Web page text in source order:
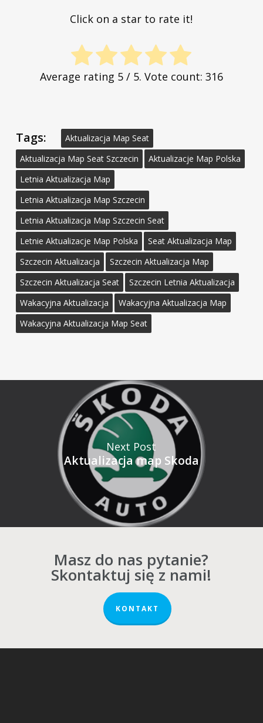
Click on a star to rate it!
Average rating 5/ 5. Vote count: 316
Tags:
Aktualizacja Map Seat
Aktualizacja Map Seat Szczecin
Aktualizacje Map Polska
Letnia Aktualizacja Map
Letnia Aktualizacja Map Szczecin
Letnia Aktualizacja Map Szczecin Seat
Letnie Aktualizacje Map Polska
Seat Aktualizacja Map
Szczecin Aktualizacja
Szczecin Aktualizacja Map
Szczecin Aktualizacja Seat
Szczecin Letnia Aktualizacja
Wakacyjna Aktualizacja
Wakacyjna Aktualizacja Map
Wakacyjna Aktualizacja Map Seat
Next Post
Aktualizacja map Skoda
Masz do nas pytanie?
Skontaktuj się z nami!
KONTAKT